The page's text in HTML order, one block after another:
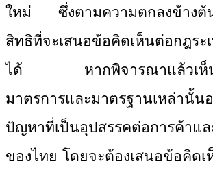
ใหม่ ซึ่งตามความตกลงข้างต้น
สิทธิที่จะเสนอข้อคิดเห็นต่อกฎระ
ได้ หากพิจารณาแล้วเห็นว่
มาตรการและมาตรฐานเหล่านั้น
ปัญหาที่เป็นอุปสรรคต่อการค้าแ
ของไทย โดยจะต้องเสนอข้อคิดเ